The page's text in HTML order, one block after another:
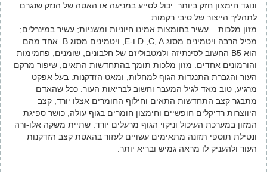
ונוגד חימצון חזק ביותר. יכול לסייע במניעה או האטה של הנזק שנגרם
לתהליך הייצור של סיבי רקמות.
מזון מלכות – עשיר בחומצות אמינו חיוניות ומשניות; עשיר במינרלים;
מכיל הרבה ויטמינים מסוג D ,C, A ו-E, ויטמינים מסוג B. אחד מהם
הוא B5 החשוב לסינתיזה ולמטבוליזם של חלבונים, שומנים, פחמימות
והורמונים אחדים. מזון מלכות תומך בהתחדשות התאים, שיפור מרקם
העור והגברת התנגדות הגוף למחלות, ומאט הזדקנות. בעל אפקט
מרגיע, טוב מאד לגיל המעבר וחשוב לבריאות העור. ככל שהאדם
מתבגר קצב התחדשות התאים וחילוף החומרים אצלו יורד, קצב
היווצרות רדיקלים חופשיים וחימצון חומרים בגוף עולה, כושר ספיגת
המזון במערכת העיכול וניקוי הגוף מרעלים יורד. שתיית משקה אלו-ורה
ונטילת תוספי תזונה מתאימים עשויים לעזור בהאטת קצב הזדקנות
העור ולהעניק לו מראה גמיש ובריא יותר.